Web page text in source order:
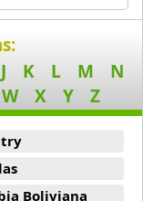
J K L M
N
W X Y Z
Boliviana